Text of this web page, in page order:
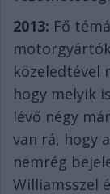
2013: Fő
közeledtével
hogy melyik
lévő négy
van rá, hogy
nemrég
Williamsszel